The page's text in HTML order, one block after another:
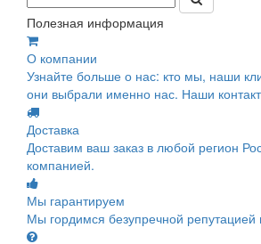
Полезная информация
О компании
Узнайте больше о нас: кто мы, наши
они выбрали именно нас. Наши
Доставка
Доставим ваш заказ в любой регион
компанией.
Мы гарантируем
Мы гордимся безупречной